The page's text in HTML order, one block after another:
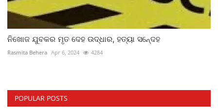
ନିଖୋଜ ଯୁବକର ମୃତ ଦେହ ଉଦ୍ଧାର, ହତ୍ୟା ସନେ୍ଦହ
Rasmita Behera Apr 6, 2024 4284
POPULAR POSTS